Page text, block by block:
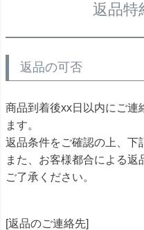
返品特
返品の可否
商品到着後xx日以内にご連
ます。
返品条件をご確認の上、下
また、お客様都合による
ご了承ください。
[返品のご連絡先]